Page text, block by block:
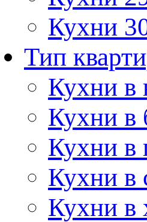
Кухни
Тип
Кухни в
Кухни в
Кухни в
Кухни в
Кухни в